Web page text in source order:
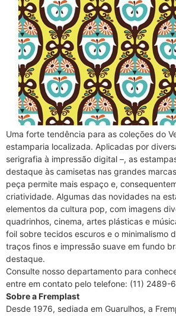
Uma forte tendência para as coleções do
estamparia localizada. Aplicadas por
serigrafia à impressão digital –, as
destaque às camisetas nas grandes
peça permite mais espaço e,
criatividade. Algumas das novidades na
elementos da cultura pop, com imagens
quadrinhos, cinema, artes plásticas e
foil sobre tecidos escuros e o minimalismo
traços finos e impressão suave em fundo
destaque.
Consulte nosso departamento para
entre em contato pelo telefone: (11) 2489-
Sobre a Fremplast
Desde 1976, sediada em Guarulhos, a